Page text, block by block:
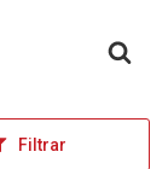
Filtrar